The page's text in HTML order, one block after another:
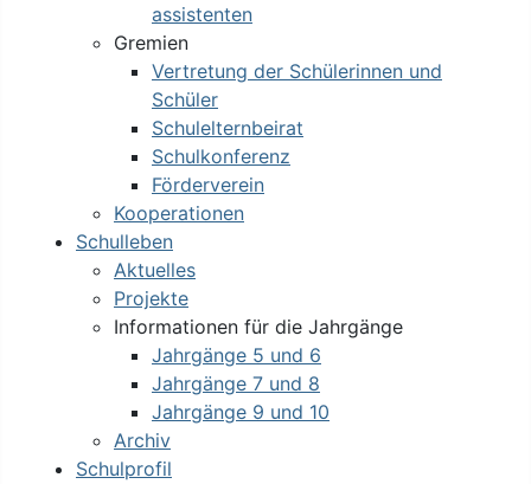
assistenten
Gremien
Vertretung der Schülerinnen und
Schüler
Schulelternbeirat
Schulkonferenz
Förderverein
Kooperationen
Schulleben
Aktuelles
Projekte
Informationen für die Jahrgänge
Jahrgänge 5 und 6
Jahrgänge 7 und 8
Jahrgänge 9 und 10
Archiv
Schulprofil